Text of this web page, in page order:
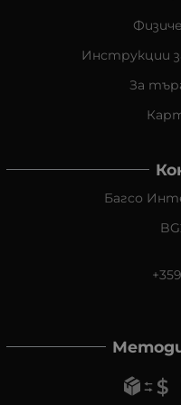
Инструкции
За
Багсо